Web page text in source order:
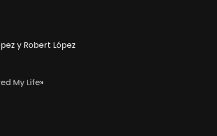
y Robert López
My Life»